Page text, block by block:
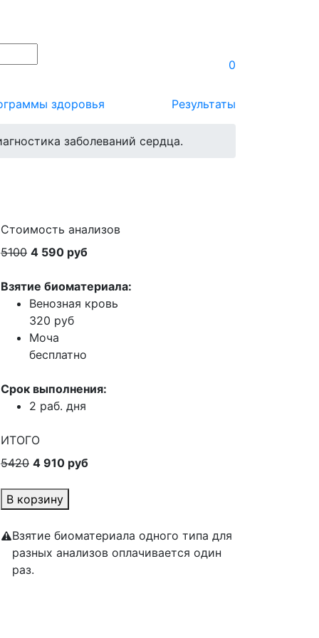
0
здоровья Результаты
заболеваний сердца.
Стоимость анализов
5100 4 590 руб
Взятие биоматериала:
Венозная кровь
320 руб
Моча
бесплатно
Срок выполнения:
2 раб. дня
ИТОГО
5420 4 910 руб
В корзину
Взятие биоматериала одного типа для
разных анализов оплачивается один
раз.